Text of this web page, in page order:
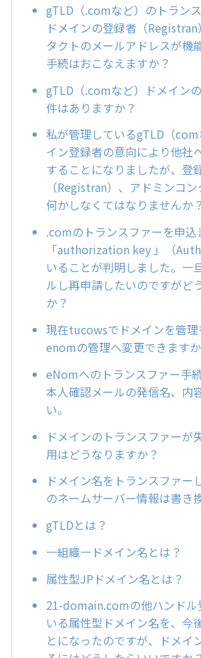
gTLD（.comなど）のトラン
ドメインの登録者（
タクトのメールアドレスが機
手続はおこなえますか？
gTLD（.comなど）ドメイン
件はありますか？
私が管理しているgTLD（
イン登録者の意向により他社
することになりましたが、登
（Registran）、アドミンコ
何かしなくてはなりませんか？
.comのトランスファーを申込
「authorization key 」（
いることが判明しました。一
ルし再申請したいのですがど
か？
現在tucowsでドメインを管理
enomの管理へ変更できます
eNomへのトランスファー手
本人確認メールの発信名、内
い。
ドメインのトランスファーが
用はどうなりますか？
ドメイン名をトランスファー
のネームサーバー情報は書き
gTLDとは？
一組織一ドメイン名とは？
属性型JPドメイン名とは？
21-domain.comの他ハンドル
いる属性型ドメイン名を、今
とになったのですが、ドメイ